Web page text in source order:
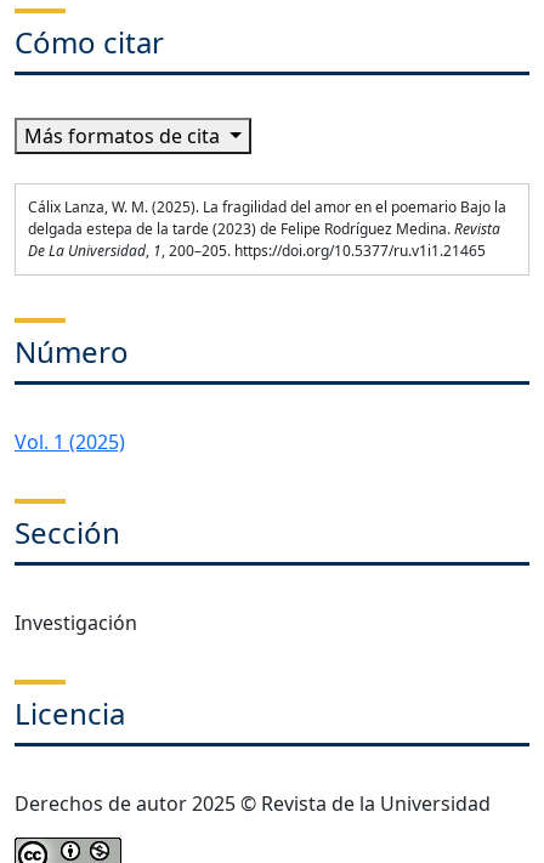
Cómo citar
Más formatos de cita
Cálix Lanza, W. M. (2025). La fragilidad del amor en el poemario Bajo la
delgada estepa de la tarde (2023) de Felipe Rodríguez Medina.Revista
De La Universidad, 1, 200–205. https://doi.org/10.5377/ru.v1i1.21465
Número
Vol. 1 (2025)
Sección
Investigación
Licencia
Derechos de autor 2025 © Revista de la Universidad